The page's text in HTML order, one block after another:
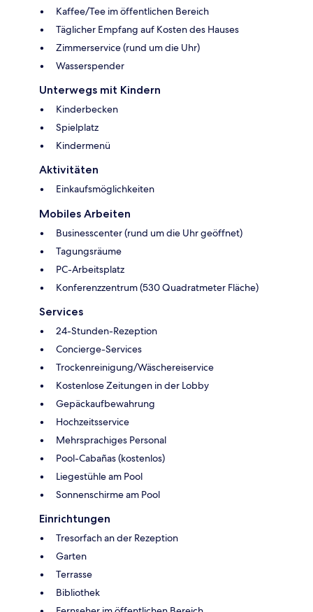
Kaffee/Tee im öffentlichen Bereich
Täglicher Empfang auf Kosten des Hauses
Zimmerservice (rund um die Uhr)
Wasserspender
Unterwegs mit Kindern
Kinderbecken
Spielplatz
Kindermenü
Aktivitäten
Einkaufsmöglichkeiten
Mobiles Arbeiten
Businesscenter (rund um die Uhr geöffnet)
Tagungsräume
PC-Arbeitsplatz
Konferenzzentrum (530 Quadratmeter Fläche)
Services
24-Stunden-Rezeption
Concierge-Services
Trockenreinigung/Wäschereiservice
Kostenlose Zeitungen in der Lobby
Gepäckaufbewahrung
Hochzeitsservice
Mehrsprachiges Personal
Pool-Cabañas (kostenlos)
Liegestühle am Pool
Sonnenschirme am Pool
Einrichtungen
Tresorfach an der Rezeption
Garten
Terrasse
Bibliothek